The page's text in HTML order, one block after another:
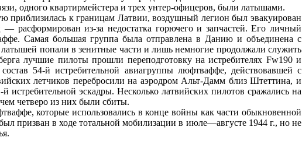
одного квартирмейстера и трех унтер‑офицеров, были латышами.
приблизилась к границам Латвии, воздушный легион был эвакуирован
расформирован из‑за недостатка горючего и запчастей. Его личный
Самая большая группа была отправлена в Данию и объединена с
попали в зенитные части и лишь немногие продолжали служить
лучшие пилоты прошли переподготовку на истребителях Fw190 и
54‑й истребительной авиагруппы люфтваффе, действовавшей с
летчиков перебросили на аэродром Альт‑Дамм близ Штеттина, и
истребительной эскадры. Несколько латвийских пилотов сражались на
четверо из них были сбиты.
которые использовались в конце войны как части обыкновенной
призван в ходе тотальной мобилизации в июле—августе 1944 г., но не